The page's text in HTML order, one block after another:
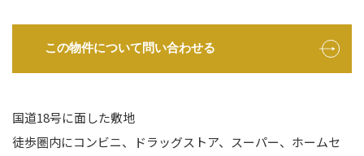
国道18号に面した敷地
徒歩圏内にコンビニ、ドラッグストア、スーパー、ホームセ